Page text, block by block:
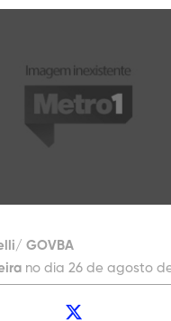
GOVBA
no dia 26 de agosto de